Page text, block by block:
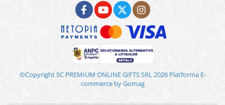
©Copyright SC PREMIUM ONLINE GIFTS SRL 2026 Platforma E-
commerce by Gomag